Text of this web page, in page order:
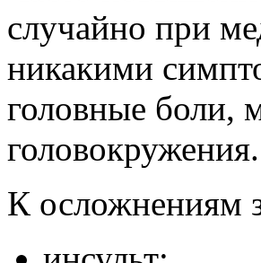
случайно при
никакими
головные боли,
головокружения.
К осложнениям